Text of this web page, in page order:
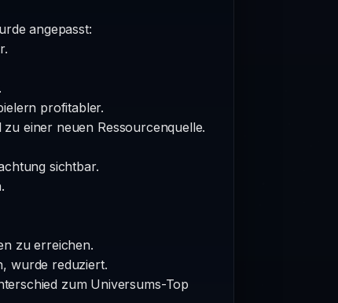
angepasst:
profitabler.
einer neuen Ressourcenquelle.
sichtbar.
zu erreichen.
wurde reduziert.
zum Universums-Top